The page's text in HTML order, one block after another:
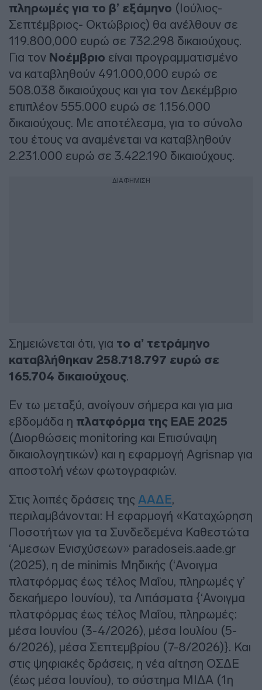
πληρωμές για το β’ εξάμηνο (Ιούλιος-
Σεπτέμβριος- Οκτώβριος) θα ανέλθουν σε
119.800,000 ευρώ σε 732.298 δικαιούχους.
Για τον Νοέμβριο είναι προγραμματισμένο
να καταβληθούν 491.000,000 ευρώ σε
508.038 δικαιούχους και για τον Δεκέμβριο
επιπλέον 555.000 ευρώ σε 1.156.000
δικαιούχους. Με αποτέλεσμα, για το σύνολο
του έτους να αναμένεται να καταβληθούν
2.231.000 ευρώ σε 3.422.190 δικαιούχους.
ΔΙΑΦΗΜΙΣΗ
Σημειώνεται ότι, για το α’ τετράμηνο
καταβλήθηκαν 258.718.797 ευρώ σε
165.704 δικαιούχους.
Εν τω μεταξύ, ανοίγουν σήμερα και για μια
εβδομάδα η πλατφόρμα της ΕΑΕ 2025
(Διορθώσεις monitoring και Επισύναψη
δικαιολογητικών) και η εφαρμογή Agrisnap για
αποστολή νέων φωτογραφιών.
Στις λοιπές δράσεις της ΑΑΔΕ,
περιλαμβάνονται: Η εφαρμογή «Καταχώρηση
Ποσοτήτων για τα Συνδεδεμένα Καθεστώτα
‘Αμεσων Ενισχύσεων» paradoseis.aade.gr
(2025), η de minimis Μηδικής (‘Ανοιγμα
πλατφόρμας έως τέλος Μαΐου, πληρωμές γ’
δεκαήμερο Ιουνίου), τα Λιπάσματα {‘Ανοιγμα
πλατφόρμας έως τέλος Μαΐου, πληρωμές:
μέσα Ιουνίου (3-4/2026), μέσα Ιουλίου (5-
6/2026), μέσα Σεπτεμβρίου (7-8/2026)}. Και
στις ψηφιακές δράσεις, η νέα αίτηση ΟΣΔΕ
(έως μέσα Ιουνίου), το σύστημα ΜΙΔΑ (1η